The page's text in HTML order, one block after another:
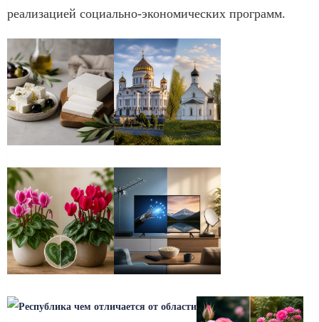
реализацией социально-экономических программ.